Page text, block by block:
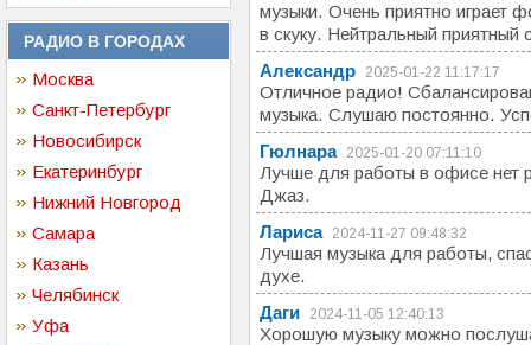
РАДИО В ГОРОДАХ
Москва
Санкт-Петербург
Новосибирск
Екатеринбург
Нижний Новгород
Самара
Казань
Челябинск
Уфа
музыки. Очень приятно играет
в скуку. Нейтральный приятный
Александр
2025-01-22 11:17:17
Отличное радио!
музыка. Слушаю постоянно.
Гюлнара
2025-01-20 07:11:10
Лучше для работы в офисе нет
Джаз.
Лариса
2024-11-27 09:48:32
Лучшая музыка для работы,
духе.
Даги
2024-11-05 12:40:13
Хорошую музыку можно